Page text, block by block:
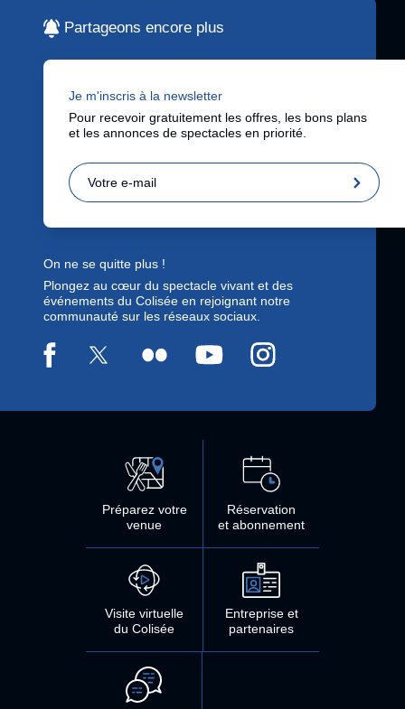
Partageons encore plus
Je m'inscris à la newsletter
Pour recevoir gratuitement les offres, les bons plans
et les annonces de spectacles en priorité.
On ne se quitte plus !
Plongez au cœur du spectacle vivant et des
événements du Colisée en rejoignant notre
communauté sur les réseaux sociaux.
Préparez votre
venue
Réservation
et abonnement
Visite virtuelle
du Colisée
Entreprise et
partenaires